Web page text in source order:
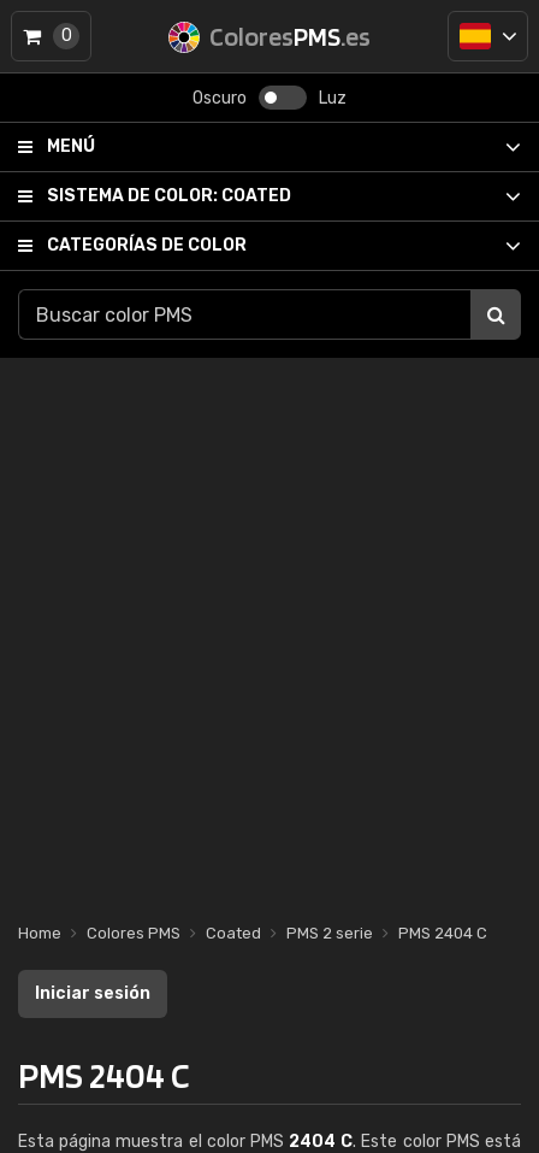
ColoresPMS.es
Oscuro Luz
MENÚ
SISTEMA DE COLOR: COATED
CATEGORÍAS DE COLOR
0
Home Colores PMS Coated PMS 2 serie PMS 2404 C
Iniciar sesión
PMS 2404 C
Esta página muestra el color PMS 2404 C. Este color PMS está